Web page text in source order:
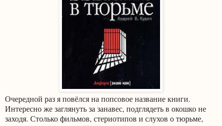
Очередной раз я повёлся на попсовое название книги.
Интересно же заглянуть за занавес, подглядеть в окошко не
заходя. Столько фильмов, стериотипов и слухов о тюрьме,